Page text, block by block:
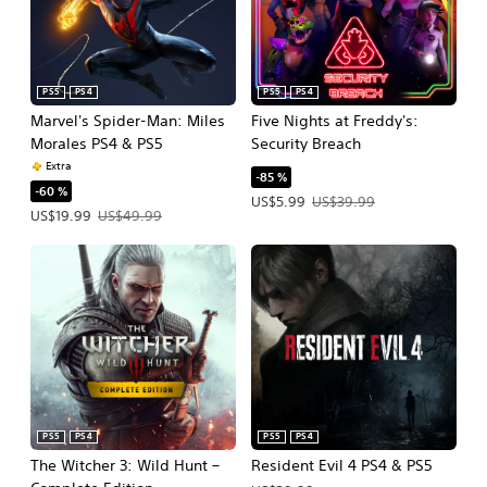
Marvel's Spider-Man: Miles
Morales PS4 & PS5
PS5 PS4
Extra
-60 %
US$19.99
Precio de la oferta: US$19.99. Precio original: US$49.99.
US$49.99
Five Nights at Freddy's:
Security Breach
PS5 PS4
-85 %
US$5.99
Precio de la oferta: US$5.99. Precio
US$39.99
The Witcher 3: Wild Hunt –
PS5 PS4
Resident Evil 4 PS4 & PS5
PS5 PS4